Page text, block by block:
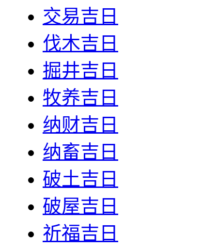
交易吉日
伐木吉日
掘井吉日
牧养吉日
纳财吉日
纳畜吉日
破土吉日
破屋吉日
祈福吉日